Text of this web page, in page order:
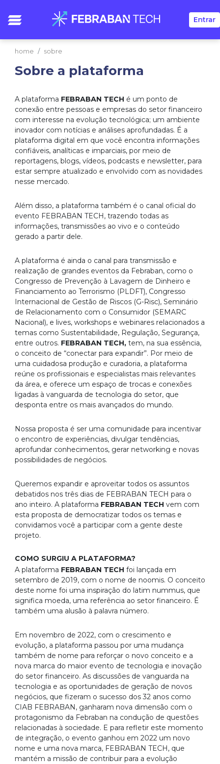
Entrar
home sobre
Sobre a plataforma
A plataforma FEBRABAN TECH é um ponto de
conexão entre pessoas e empresas do setor financeiro
com interesse na evolução tecnológica; um ambiente
inovador com notícias e análises aprofundadas. É a
plataforma digital em que você encontra informações
confiáveis, analíticas e imparciais, por meio de
reportagens, blogs, vídeos, podcasts e newsletter, para
estar sempre atualizado e envolvido com as novidades
nesse mercado.
Além disso, a plataforma também é o canal oficial do
evento FEBRABAN TECH, trazendo todas as
informações, transmissões ao vivo e o conteúdo
gerado a partir dele.
A plataforma é ainda o canal para transmissão e
realização de grandes eventos da Febraban, como o
Congresso de Prevenção à Lavagem de Dinheiro e
Financiamento ao Terrorismo (PLDFT), Congresso
Internacional de Gestão de Riscos (G-Risc), Seminário
de Relacionamento com o Consumidor (SEMARC
Nacional), e lives, workshops e webinares relacionados a
temas como Sustentabilidade, Regulação, Segurança,
entre outros. FEBRABAN TECH, tem, na sua essência,
o conceito de “conectar para expandir”. Por meio de
uma cuidadosa produção e curadoria, a plataforma
reúne os profissionais e especialistas mais relevantes
da área, e oferece um espaço de trocas e conexões
ligadas à vanguarda de tecnologia do setor, que
desponta entre os mais avançados do mundo.
Nossa proposta é ser uma comunidade para incentivar
o encontro de experiências, divulgar tendências,
aprofundar conhecimentos, gerar networking e novas
possibilidades de negócios.
Queremos expandir e aproveitar todos os assuntos
debatidos nos três dias de FEBRABAN TECH para o
ano inteiro. A plataforma FEBRABAN TECH vem com
esta proposta de democratizar todos os temas e
convidamos você a participar com a gente deste
projeto.
COMO SURGIU A PLATAFORMA?
A plataforma FEBRABAN TECH foi lançada em
setembro de 2019, com o nome de noomis. O conceito
deste nome foi uma inspiração do latim nummus, que
significa moeda, uma referência ao setor financeiro. É
também uma alusão à palavra número.
Em novembro de 2022, com o crescimento e
evolução, a plataforma passou por uma mudança
também de nome para reforçar o novo conceito e a
nova marca do maior evento de tecnologia e inovação
do setor financeiro. As discussões de vanguarda na
tecnologia e as oportunidades de geração de novos
negócios, que fizeram o sucesso dos 32 anos como
CIAB FEBRABAN, ganharam nova dimensão com o
protagonismo da Febraban na condução de questões
relacionadas à sociedade. E para refletir este momento
de integração, o evento ganhou em 2022 um novo
nome e uma nova marca, FEBRABAN TECH, que
mantém a missão de contribuir para a evolução